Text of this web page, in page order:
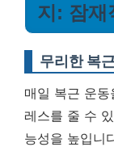
지: 잠재
무리한 복
매일 복근 운
레스를 줄 수
능성을 높입니